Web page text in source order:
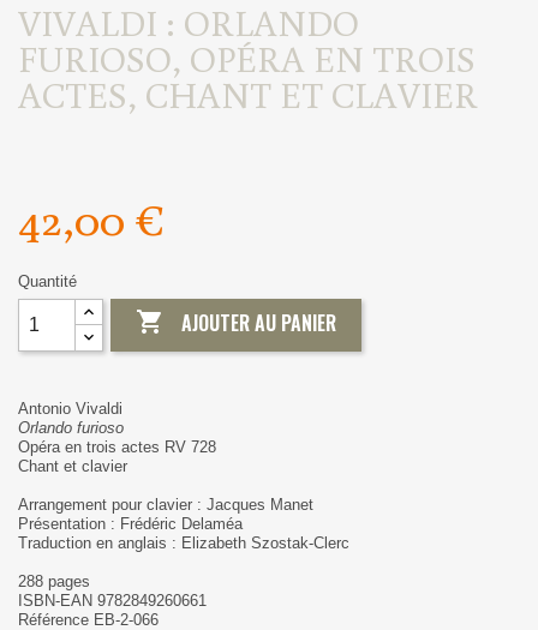
VIVALDI : ORLANDO
FURIOSO, OPÉRA EN TROIS
ACTES, CHANT ET CLAVIER
42,00 €
Quantité
 AJOUTER AU PANIER
Antonio Vivaldi
Orlando furioso
Opéra en trois actes RV 728
Chant et clavier
Arrangement pour clavier : Jacques Manet
Présentation : Frédéric Delaméa
Traduction en anglais : Elizabeth Szostak-Clerc
288 pages
ISBN-EAN 9782849260661
Référence EB-2-066